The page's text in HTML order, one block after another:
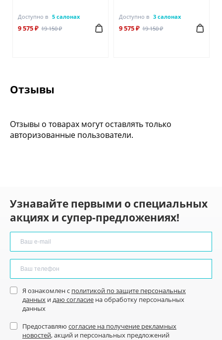
Доступно в 5 салонах
9 575 ₽ 19 150 ₽
Доступно в 3 салонах
9 575 ₽ 19 150 ₽
Отзывы
Отзывы о товарах могут оставлять только
авторизованные пользователи.
Узнавайте первыми о специальных
акциях и супер-предложениях!
Я ознакомлен с политикой по защите персональных
данных и даю согласие на обработку персональных
данных
Предоставляю согласие на получение рекламных
новостей, акций и персональных предложений